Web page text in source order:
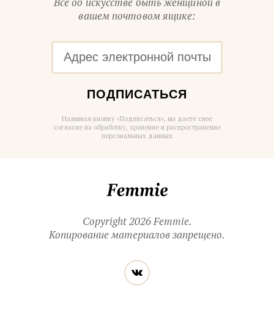
вашем почтовом ящике:
ПОДПИСАТЬСЯ
Нажимая кнопку «Подписаться», вы даете свое
согласие на обработку, хранение и распространение
персональных данных
Copyright 2026 Femmie.
Копирование материалов запрещено.
Читайте
нас
в социальных